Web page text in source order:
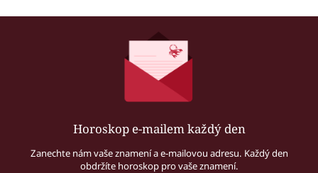
Horoskop e-mailem každý den
Zanechte nám vaše znamení a e-mailovou adresu. Každý den
obdržíte horoskop pro vaše znamení.